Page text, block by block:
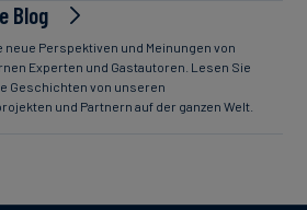
Blog
neue Perspektiven und Meinungen von
Experten und Gastautoren. Lesen Sie
Geschichten von unseren
und Partnern auf der ganzen Welt.